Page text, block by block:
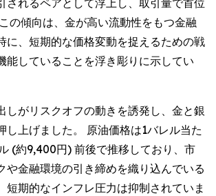
されるペアとして浮上し、取引量で首位
の傾向は、金が高い流動性をもつ金融
に、短期的な価格変動を捉えるための戦
能していることを浮き彫りに示してい
しがリスクオフの動きを誘発し、金と銀
し上げました。 原油価格は1バレル当た
(約9,400円) 前後で推移しており、市
や金融環境の引き締めを織り込んでいる
短期的なインフレ圧力は抑制されていま